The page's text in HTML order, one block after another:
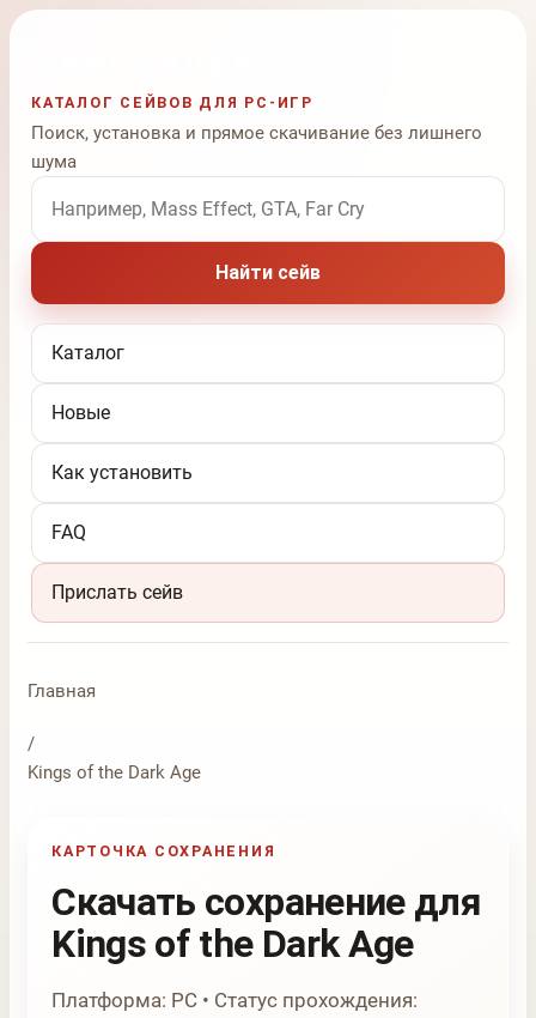
КАТАЛОГ СЕЙВОВ ДЛЯ PC-ИГР
Поиск, установка и прямое скачивание без лишнего
шума
Поиск по названию игры
Найти сейв
Каталог
Новые
Как установить
FAQ
Прислать сейв
Главная
/
Kings of the Dark Age
КАРТОЧКА СОХРАНЕНИЯ
Скачать сохранение для
Kings of the Dark Age
Платформа: PC • Статус прохождения: